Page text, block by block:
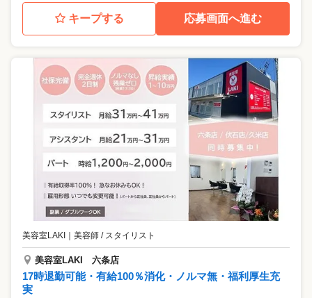
キープする 応募画面へ進む
美容室LAKI ｜ 美容師 / スタイリスト
美容室LAKI 六条店
17時退勤可能・有給100％消化・ノルマ無・福利厚生充
実